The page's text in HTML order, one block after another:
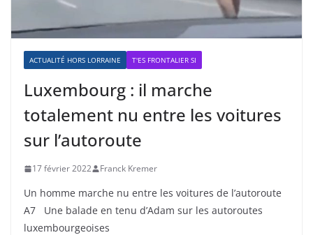
ACTUALITÉ HORS LORRAINE T'ES FRONTALIER SI
Luxembourg : il marche
totalement nu entre les voitures
sur l’autoroute
17 février 2022 Franck Kremer
Un homme marche nu entre les voitures de l’autoroute
A7 Une balade en tenu d’Adam sur les autoroutes
luxembourgeoises